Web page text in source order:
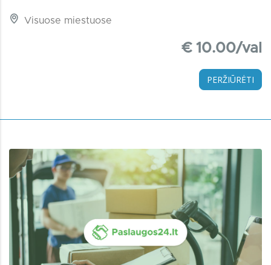
Visuose miestuose
€ 10.00/val
PERŽIŪRĖTI